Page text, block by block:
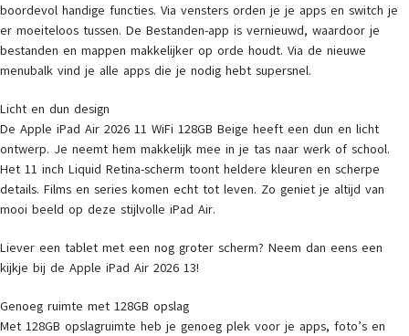
boordevol handige functies. Via vensters orden je je apps en switch je
er moeiteloos tussen. De Bestanden-app is vernieuwd, waardoor je
bestanden en mappen makkelijker op orde houdt. Via de nieuwe
menubalk vind je alle apps die je nodig hebt supersnel.
Licht en dun design
De Apple iPad Air 2026 11 WiFi 128GB Beige heeft een dun en licht
ontwerp. Je neemt hem makkelijk mee in je tas naar werk of school.
Het 11 inch Liquid Retina-scherm toont heldere kleuren en scherpe
details. Films en series komen echt tot leven. Zo geniet je altijd van
mooi beeld op deze stijlvolle iPad Air.
Liever een tablet met een nog groter scherm? Neem dan eens een
kijkje bij de Apple iPad Air 2026 13!
Genoeg ruimte met 128GB opslag
Met 128GB opslagruimte heb je genoeg plek voor je apps, foto’s en